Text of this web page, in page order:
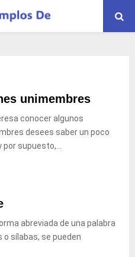
unimembres
conocer algunos
desees saber un poco
supuesto,...
abreviada de una palabra
o sílabas, se pueden